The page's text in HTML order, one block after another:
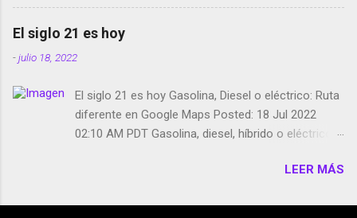
Dictados en Android El tamaño y su importancia...
El siglo 21 es hoy
-julio 18, 2022
El siglo 21 es hoy Gasolina, Diesel o eléctrico: Ruta
diferente en Google Maps Posted: 18 Jul 2022
02:10 AM PDT Gasolina, diesel, híbrido o eléctrico:
de esos sentidos es lo que hacen los
LEER MÁS